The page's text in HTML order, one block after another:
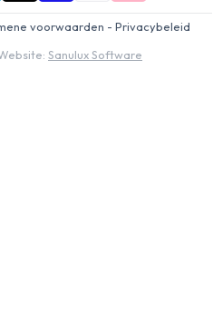
voorwaarden - Privacybeleid
Sanulux Software